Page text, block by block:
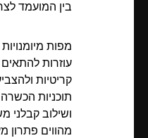
בין המועמד
עוזרות
קריטיות
ושילוב קבלני
מהווים פתרון